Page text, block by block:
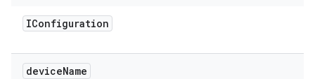
IConfiguration
deviceName